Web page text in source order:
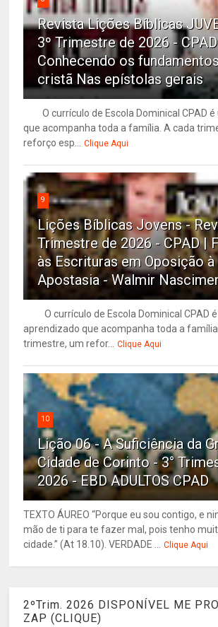
Revista Lições Bíblicas
3º Trimestre de 2026 -
Conhecendo os
cristã Nas epístolas gerais
O currículo de Escola Dominical CPAD é
que acompanha toda a família. A cada
reforço esp... Clique Aqui
9
Lições Bíblicas Jovens -
Trimestre de 2026 - CPAD |
às Escrituras em Oposição à
Apostasia - Walmir
O currículo de Escola Dominical CPAD
aprendizado que acompanha toda a
trimestre, um refor... Clique Aqui
10
Lição 06 - A Suficiência da
Cidade de Corinto - 3°
2026 - EBD ADULTOS CPAD
TEXTO ÁUREO “Porque eu sou contigo, e
mão de ti para te fazer mal, pois tenho
cidade.” (At 18.10). VERDADE ... Clique Aqui
2ºTrim. 2026 DISPONÍVEL ME
ZAP (CLIQUE)